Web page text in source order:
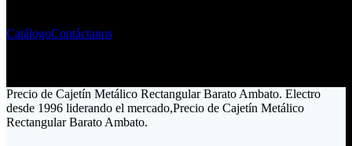
CatálogoContáctanos
Precio de Cajetín Metálico Rectangular Barato Ambato. Electro
desde 1996 liderando el mercado,Precio de Cajetín Metálico
Rectangular Barato Ambato.